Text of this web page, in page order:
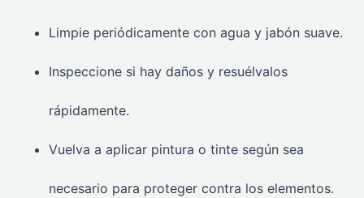
Limpie periódicamente con agua y jabón suave.
Inspeccione si hay daños y resuélvalos
rápidamente.
Vuelva a aplicar pintura o tinte según sea
necesario para proteger contra los elementos.